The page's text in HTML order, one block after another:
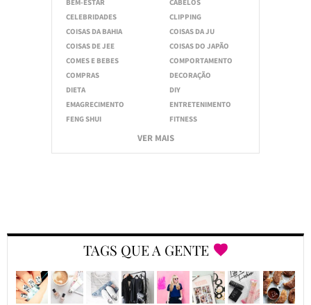
BEM-ESTAR
CABELOS
CELEBRIDADES
CLIPPING
COISAS DA BAHIA
COISAS DA JU
COISAS DE JEE
COISAS DO JAPÃO
COMES E BEBES
COMPORTAMENTO
COMPRAS
DECORAÇÃO
DIETA
DIY
EMAGRECIMENTO
ENTRETENIMENTO
FENG SHUI
FITNESS
VER MAIS
TAGS QUE A GENTE